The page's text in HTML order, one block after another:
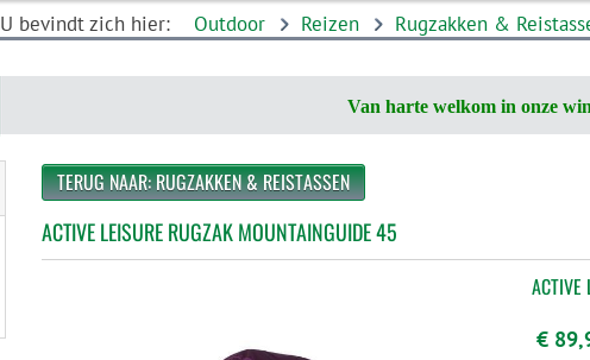
U bevindt zich hier: Outdoor Reizen Rugzakken &
Van harte welkom in onze
TERUG NAAR: RUGZAKKEN & REISTASSEN
ACTIVE LEISURE RUGZAK MOUNTAINGUIDE 45
ACTIVE
€